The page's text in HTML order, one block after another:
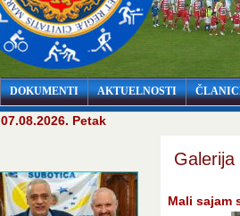
DOKUMENTI AKTUELNOSTI
07.08.2026. Petak
Galerija
Mali sajam